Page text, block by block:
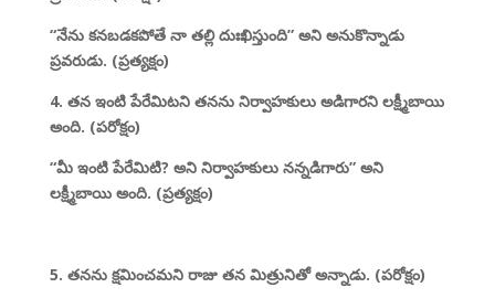
“నేను కనబడకపోతే నా తల్లి దుఃఖిస్తుంది” అని అనుకొన్నాడు
ప్రవరుడు. (ప్రత్యక్షం)
4. తన ఇంటి పేరేమిటని తనను నిర్వాహకులు అడిగారని లక్ష్మీబాయి
అంది. (పరోక్షం)
“మీ ఇంటి పేరేమిటి? అని నిర్వాహకులు నన్నడిగారు” అని
లక్ష్మీబాయి అంది. (ప్రత్యక్షం)
5. తనను క్షమించమని రాజు తన మిత్రునితో అన్నాడు. (పరోక్షం)